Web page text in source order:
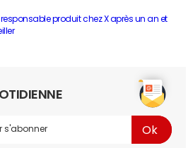
produit chez X après un an et